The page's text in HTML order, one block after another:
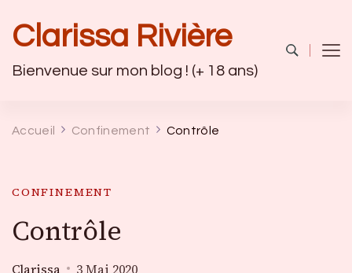
Clarissa Rivière
Bienvenue sur mon blog ! (+ 18 ans)
Accueil Confinement Contrôle
CONFINEMENT
Contrôle
Clarissa 3 Mai 2020